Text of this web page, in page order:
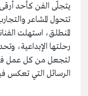
يتجلّى الفن كأحد أرقى
تتحول المشاعر
المنطلق، استهلت
رحلتها الإبداعية،
لتجعل من كل عمل
الرسائل التي تعكس